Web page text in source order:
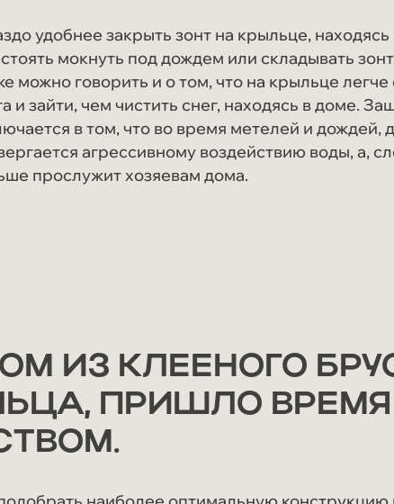
Дома в классическом
стиле
Реализованныепроекты
Дома в продаже
удобнее закрыть зонт на крыльце,
мокнуть под дождем или складывать
можно говорить и о том, что на крыльце легче
и зайти, чем чистить снег, находясь в доме.
в том, что во время метелей и дождей,
агрессивному воздействию воды, а,
прослужит хозяевам дома.
ИЗ КЛЕЕНОГО
ПРИШЛО ВРЕМЯ